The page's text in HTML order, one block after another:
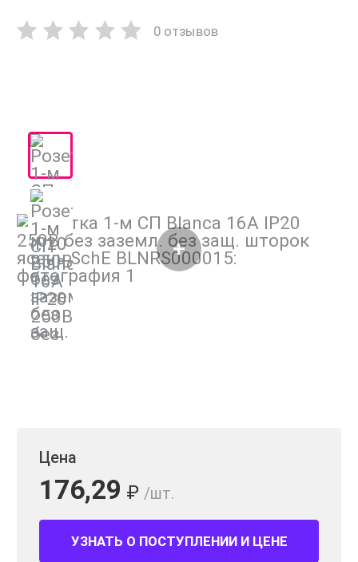
0 отзывов
Цена
176,29 ₽ /шт.
УЗНАТЬ О ПОСТУПЛЕНИИ И ЦЕНЕ